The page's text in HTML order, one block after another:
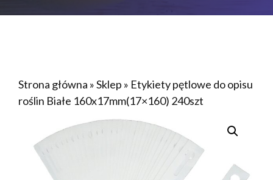
Strona główna »Sklep » Etykiety pętlowe do opisu
roślin Białe 160x17mm(17×160) 240szt